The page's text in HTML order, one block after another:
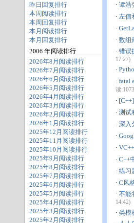
昨日回复排行
本周阅读排行
本周回复排行
本月阅读排行
本月回复排行
2006 年阅读排行
2026年8月阅读排行
2026年7月阅读排行
2026年6月阅读排行
2026年5月阅读排行
2026年4月阅读排行
2026年3月阅读排行
2026年2月阅读排行
2026年1月阅读排行
2025年12月阅读排行
2025年11月阅读排行
2025年10月阅读排行
2025年9月阅读排行
2025年8月阅读排行
2025年7月阅读排行
2025年6月阅读排行
2025年5月阅读排行
2025年4月阅读排行
2025年3月阅读排行
2025年2月阅读排行
· 谭浩
· 左值
·
· 数组
· 错误
17:27)
·
· fatal
读
·
· 测试
· 深入
·
·
· C++
· 练习
· C风
· 不能
14:42)
· 类模